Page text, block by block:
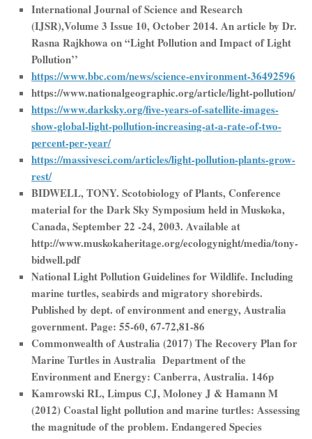
International Journal of Science and Research
(IJSR),Volume 3 Issue 10, October 2014. An article by Dr.
Rasna Rajkhowa on “Light Pollution and Impact of Light
Pollution’’
https://www.bbc.com/news/science-environment-36492596
https://www.nationalgeographic.org/article/light-pollution/
https://www.darksky.org/five-years-of-satellite-images-
show-global-light-pollution-increasing-at-a-rate-of-two-
percent-per-year/
https://massivesci.com/articles/light-pollution-plants-grow-
rest/
BIDWELL, TONY. Scotobiology of Plants, Conference
material for the Dark Sky Symposium held in Muskoka,
Canada, September 22 -24, 2003. Available at
http://www.muskokaheritage.org/ecologynight/media/tony-
bidwell.pdf
National Light Pollution Guidelines for Wildlife. Including
marine turtles, seabirds and migratory shorebirds.
Published by dept. of environment and energy, Australia
government. Page: 55-60, 67-72,81-86
Commonwealth of Australia (2017) The Recovery Plan for
Marine Turtles in Australia Department of the
Environment and Energy: Canberra, Australia. 146p
Kamrowski RL, Limpus CJ, Moloney J & Hamann M
(2012) Coastal light pollution and marine turtles: Assessing
the magnitude of the problem. Endangered Species